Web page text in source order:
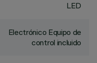
LED
Electrónico Equipo de
control incluido